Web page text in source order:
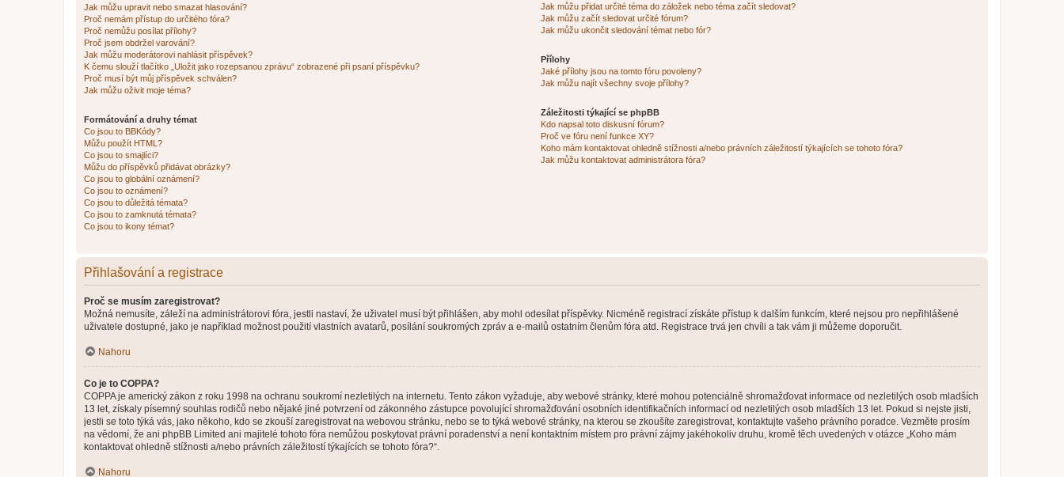
Jak můžu upravit nebo smazat hlasování?
Proč nemám přístup do určitého fóra?
Proč nemůžu posílat přílohy?
Proč jsem obdržel varování?
Jak můžu moderátorovi nahlásit příspěvek?
K čemu slouží tlačítko „Uložit jako rozepsanou zprávu“ zobrazené při psaní příspěvku?
Proč musí být můj příspěvek schválen?
Jak můžu oživit moje téma?
Formátování a druhy témat
Co jsou to BBKódy?
Můžu použít HTML?
Co jsou to smajlíci?
Můžu do příspěvků přidávat obrázky?
Co jsou to globální oznámení?
Co jsou to oznámení?
Co jsou to důležitá témata?
Co jsou to zamknutá témata?
Co jsou to ikony témat?
Jak můžu přidat určité téma do záložek nebo téma začít sledovat?
Jak můžu začít sledovat určité fórum?
Jak můžu ukončit sledování témat nebo fór?
Přílohy
Jaké přílohy jsou na tomto fóru povoleny?
Jak můžu najít všechny svoje přílohy?
Záležitosti týkající se phpBB
Kdo napsal toto diskusní fórum?
Proč ve fóru není funkce XY?
Koho mám kontaktovat ohledně stížnosti a/nebo právních záležitostí týkajících se tohoto fóra?
Jak můžu kontaktovat administrátora fóra?
Přihlašování a registrace
Proč se musím zaregistrovat?
Možná nemusíte, záleží na administrátorovi fóra, jestli nastaví, že uživatel musí být přihlášen, aby mohl odesílat příspěvky. Nicméně registrací získáte přístup k dalším funkcím, které nejsou pro nepřihlášené
uživatele dostupné, jako je například možnost použití vlastních avatarů, posílání soukromých zpráv a e-mailů ostatním členům fóra atd. Registrace trvá jen chvíli a tak vám ji můžeme doporučit.
Nahoru
Co je to COPPA?
COPPA je americký zákon z roku 1998 na ochranu soukromí nezletilých na internetu. Tento zákon vyžaduje, aby webové stránky, které mohou potenciálně shromažďovat informace od nezletilých osob mladších
13 let, získaly písemný souhlas rodičů nebo nějaké jiné potvrzení od zákonného zástupce povolující shromažďování osobních identifikačních informací od nezletilých osob mladších 13 let. Pokud si nejste jisti,
jestli se toto týká vás, jako někoho, kdo se zkouší zaregistrovat na webovou stránku, nebo se to týká webové stránky, na kterou se zkoušíte zaregistrovat, kontaktujte vašeho právního poradce. Vezměte prosím
na vědomí, že ani phpBB Limited ani majitelé tohoto fóra nemůžou poskytovat právní poradenství a není kontaktním místem pro právní zájmy jakéhokoliv druhu, kromě těch uvedených v otázce „Koho mám
kontaktovat ohledně stížnosti a/nebo právních záležitostí týkajících se tohoto fóra?“.
Nahoru